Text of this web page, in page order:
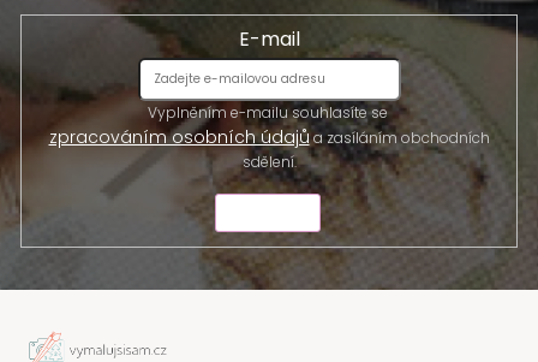
E-mail
Vyplněním e-mailu souhlasíte se
zpracováním osobních údajůa zasíláním obchodních
sdělení.